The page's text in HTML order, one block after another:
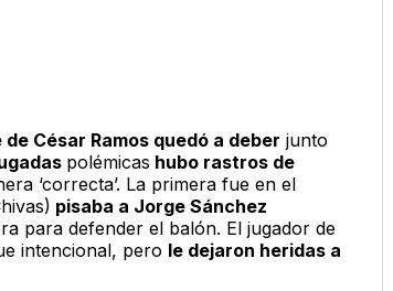
César Ramos quedó a deber junto
polémicas hubo rastros de
‘correcta’. La primera fue en el
pisaba a Jorge Sánchez
para defender el balón. El jugador de
intencional, pero le dejaron heridas a